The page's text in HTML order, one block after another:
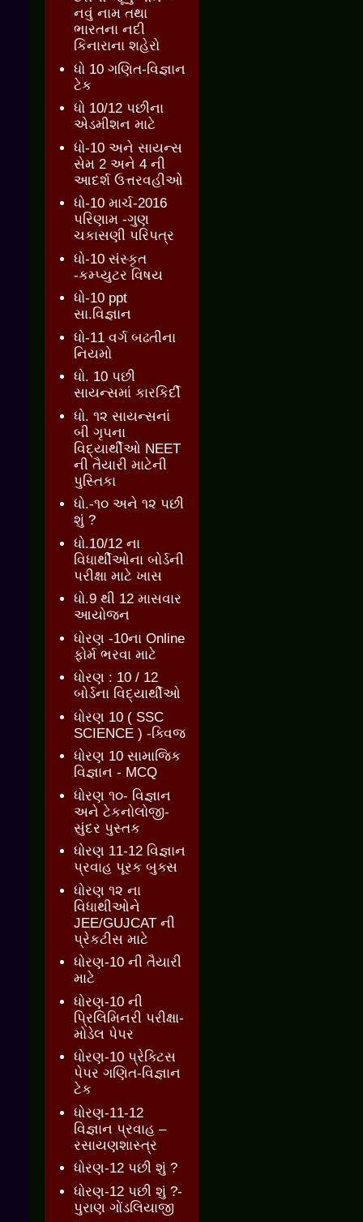
નવું નામ તથા
ભારતના નદી
કિનારાના શહેરો
ધો 10 ગણિત-વિજ્ઞાન
ટેક
ધો 10/12 પછીના
એડમીશન માટે
ધો-10 અને સાયન્સ
સેમ 2 અને 4 ની
આદર્શ ઉત્તરવહીઓ
ધો-10 માર્ચ-2016
પરિણામ -ગુણ
ચકાસણી પરિપત્ર
ધો-10 સંસ્કૃત
-કમ્પ્યુટર વિષય
ધો-10 ppt
સા.વિજ્ઞાન
ધો-11 વર્ગ બઢતીના
નિયમો
ધો. 10 પછી
સાયન્સમાં કારકિર્દી
ધો. ૧૨ સાયન્સનાં
બી ગૃપના
વિદ્યાર્થીઓ NEET
ની તૈયારી માટેની
પુસ્તિકા
ધો.-૧૦ અને ૧૨ પછી
શું ?
ધો.10/12 ના
વિધાર્થીઓના બોર્ડની
પરીક્ષા માટે ખાસ
ધો.9 થી 12 માસવાર
આયોજન
ધોરણ -10ના Online
ફોર્મ ભરવા માટે
ધોરણ : 10 / 12
બોર્ડના વિદ્યાર્થીઓ
ધોરણ 10 ( SSC
SCIENCE ) -ક્વિજ
ધોરણ 10 સામાજિક
વિજ્ઞાન - MCQ
ધોરણ ૧૦- વિજ્ઞાન
અને ટેકનોલોજી-
સુંદર પુસ્તક
ધોરણ 11-12 વિજ્ઞાન
પ્રવાહ પૂરક બુક્સ
ધોરણ ૧૨ ના
વિધાથીઓને
JEE/GUJCAT ની
પ્રેકટીસ માટે
ધોરણ-10 ની તૈયારી
માટે
ધોરણ-10 ની
પ્રિલિમિનરી પરીક્ષા-
મોડેલ પેપર
ધોરણ-10 પ્રેક્ટિસ
પેપર ગણિત-વિજ્ઞાન
ટેક
ધોરણ-11-12
વિજ્ઞાન પ્રવાહ –
રસાયણશાસ્ત્ર
ધોરણ-12 પછી શું ?
ધોરણ-12 પછી શું ?-
પુરાણ ગોંડલિયાજી